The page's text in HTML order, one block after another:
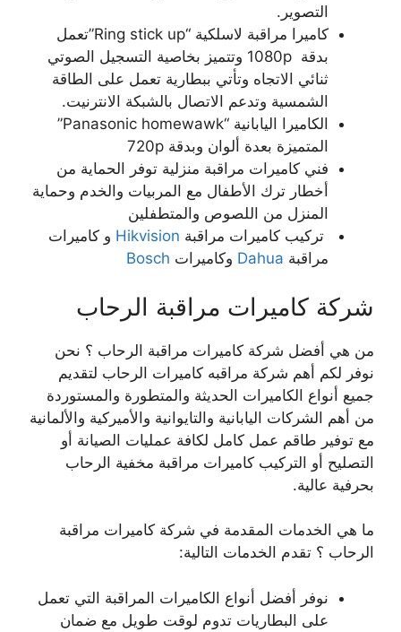
التصوير.
كاميرا مراقبة لاسلكية “Ring stick up”تعمل
بدقة 1080p وتتميز بخاصية التسجيل الصوتي
ثنائي الاتجاه وتأتي ببطارية تعمل على الطاقة
الشمسية وتدعم الاتصال بالشبكة الانترنيت.
الكاميرا اليابانية “Panasonic homewawk”
المتميزة بعدة ألوان وبدقة 720p
فني كاميرات مراقبة منزلية توفر الحماية من
أخطار ترك الأطفال مع المربيات والخدم وحماية
المنزل من اللصوص والمتطفلين
تركيب كاميرات مراقبة Hikvision و كاميرات
مراقبة Dahua وكاميرات Bosch
شركة كاميرات مراقبة الرحاب
من هي أفضل شركة كاميرات مراقبة الرحاب ؟ نحن
نوفر لكم أهم شركة مراقبه كاميرات الرحاب لتقديم
جميع أنواع الكاميرات الحديثة والمتطورة والمستوردة
من أهم الشركات اليابانية والتايوانية والأميركية والألمانية
مع توفير طاقم عمل كامل لكافة عمليات الصيانة أو
التصليح أو التركيب كاميرات مراقبة مخفية الرحاب
بحرفية عالية.
ما هي الخدمات المقدمة في شركة كاميرات مراقبة
الرحاب ؟ تقدم الخدمات التالية:
نوفر أفضل أنواع الكاميرات المراقبة التي تعمل
على البطاريات تدوم لوقت طويل مع ضمان